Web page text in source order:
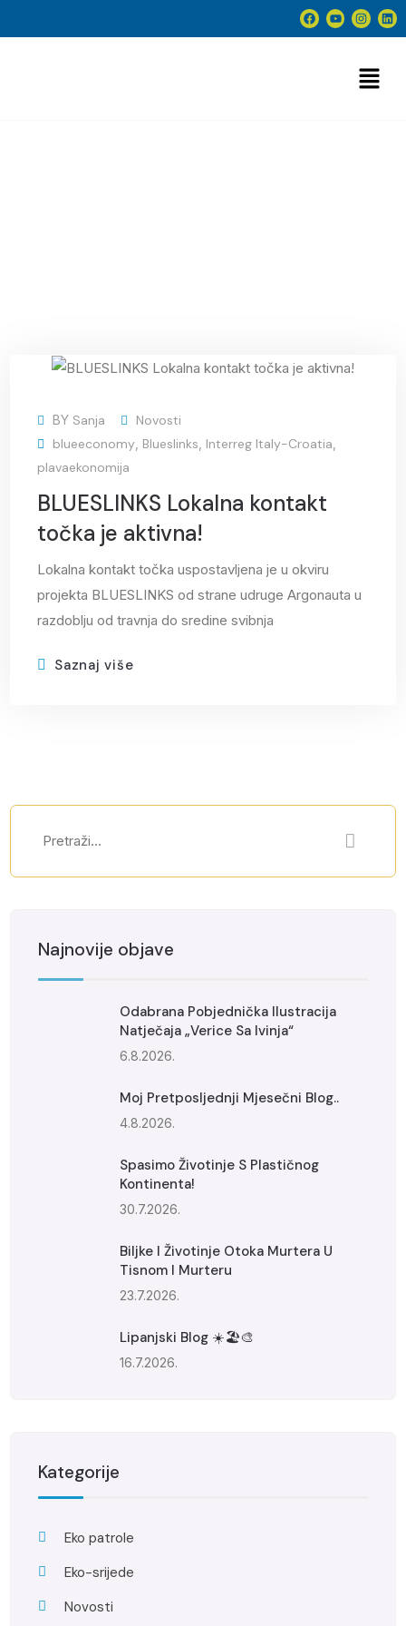
svi
BY Sanja
Novosti
blueeconomy Blueslinks Interreg Italy-Croatia
plavaekonomija
BLUESLINKS Lokalna kontakt
točka je aktivna!
Lokalna kontakt točka uspostavljena je u okviru
projekta BLUESLINKS od strane udruge Argonauta u
razdoblju od travnja do sredine svibnja
Saznaj više
Najnovije objave
Odabrana Pobjednička Ilustracija
Natječaja „Verice Sa Ivinja“
6.8.2026.
Moj Pretposljednji Mjesečni Blog..
4.8.2026.
Spasimo Životinje S Plastičnog
Kontinenta!
30.7.2026.
Biljke I Životinje Otoka Murtera U
Tisnom I Murteru
23.7.2026.
Lipanjski Blog ☀️🏖️🎨
16.7.2026.
Kategorije
Eko patrole
Eko-srijede
Novosti